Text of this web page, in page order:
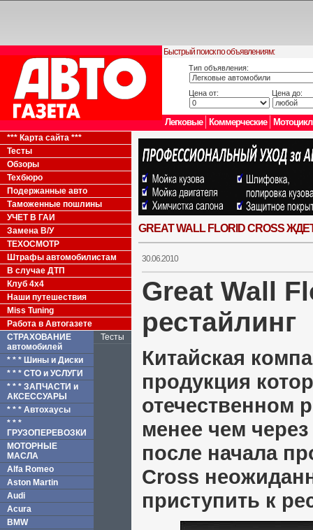
Быстрый поиск по объявлениям:
Тип объявления:
Цена от: Цена до:
Легковые Коммерческие
*** Карта сайта ***
Тесты
Обзоры
Техбюро
Подержанные авто
Таможенные пошлины
УЧЕТ В ГАИ
Замена В/У
ТЕХОСМОТР
Штрафы автомобилистам
В случае ДТП
Клуб 4x4
Наши путешествия
Miss Tuning
Работа в Автогазете
СТРАХОВАНИЕ
автомобилей
* * * Шины и Диски
* * * СТО и УСЛУГИ
* * * ЗАПЧАСТИ и
АКСЕССУАРЫ
* * * Автохаусы
* * *
ГРУЗОПЕРЕВОЗКИ
МОТОРНЫЕ
МАСЛА
Alfa Romeo
Aston Martin
Audi
Acura
BMW
Тесты
GREAT WALL FLORID CROSS
30.06.2010
Great Wall
рестайлинг
Китайская
продукция
отечественном
менее чем
после начала
Cross
приступить к